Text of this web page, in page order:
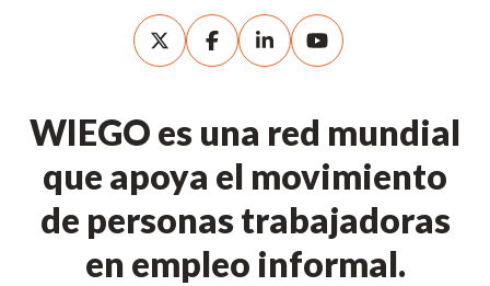
WIEGO es una red mundial
que apoya el movimiento
de personas trabajadoras
en empleo informal.